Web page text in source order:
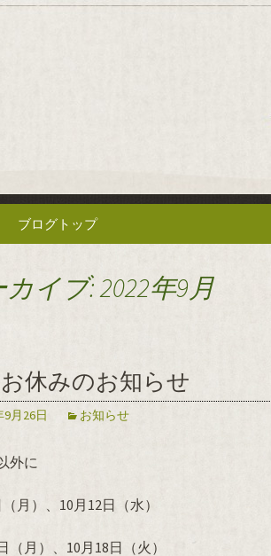
の野菜を
を使った創作中華「せろ
ブログトップ
イブ: 2022年9月
休みのお知らせ
9月26日 お知らせ
外に
月）、10月12日（水）
（月）、10月18日（火）